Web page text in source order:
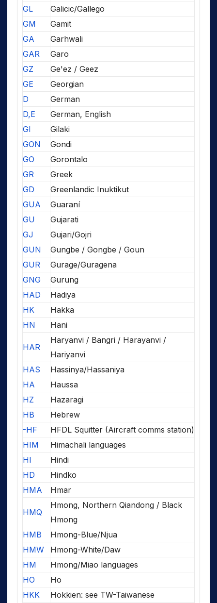
GL
Galicic/Gallego
GM
Gamit
GA
Garhwali
GAR
Garo
GZ
Ge'ez / Geez
GE
Georgian
D
German
D,E
German, English
GI
Gilaki
GON
Gondi
GO
Gorontalo
GR
Greek
GD
Greenlandic Inuktikut
GUA
Guaraní
GU
Gujarati
GJ
Gujari/Gojri
GUN
Gungbe / Gongbe / Goun
GUR
Gurage/Guragena
GNG
Gurung
HAD
Hadiya
HK
Hakka
HN
Hani
HAR
Haryanvi / Bangri / Harayanvi /
Hariyanvi
HAS
Hassinya/Hassaniya
HA
Haussa
HZ
Hazaragi
HB
Hebrew
-HF
HFDL Squitter (Aircraft comms station)
HIM
Himachali languages
HI
Hindi
HD
Hindko
HMA
Hmar
HMQ
Hmong, Northern Qiandong / Black
Hmong
HMB
Hmong-Blue/Njua
HMW
Hmong-White/Daw
HM
Hmong/Miao languages
HO
Ho
HKK
Hokkien: see TW-Taiwanese